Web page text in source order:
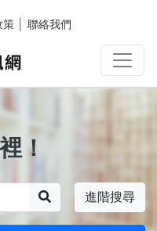
策 聯絡我們
！
進階搜尋